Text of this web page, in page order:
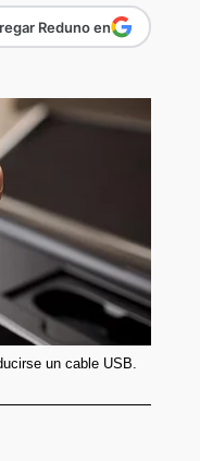
Reduno en
un cable USB.